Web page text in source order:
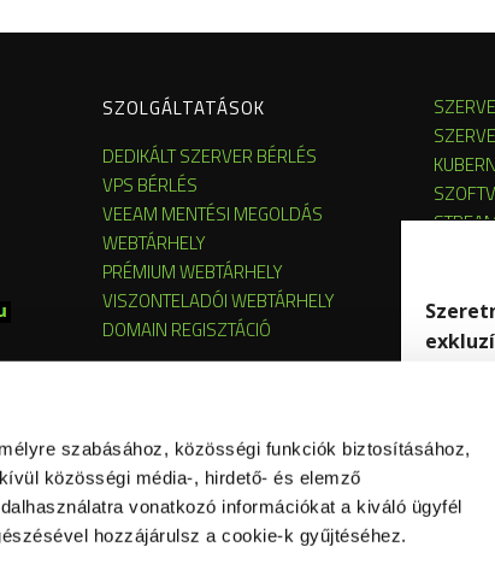
szabásához, közösségi funkciók biztosításához,
közösségi média-, hirdető- és elemző
vonatkozó információkat a kiváló ügyfél
hozzájárulsz a cookie-k gyűjtéséhez.
SZOLGÁLTATÁSOK
DEDIKÁLT SZERVER BÉRLÉS
VPS BÉRLÉS
VEEAM MENTÉSI MEGOLDÁS
WEBTÁRHELY
PRÉMIUM WEBTÁRHELY
VISZONTELADÓI WEBTÁRHELY
DOMAIN REGISZTÁCIÓ